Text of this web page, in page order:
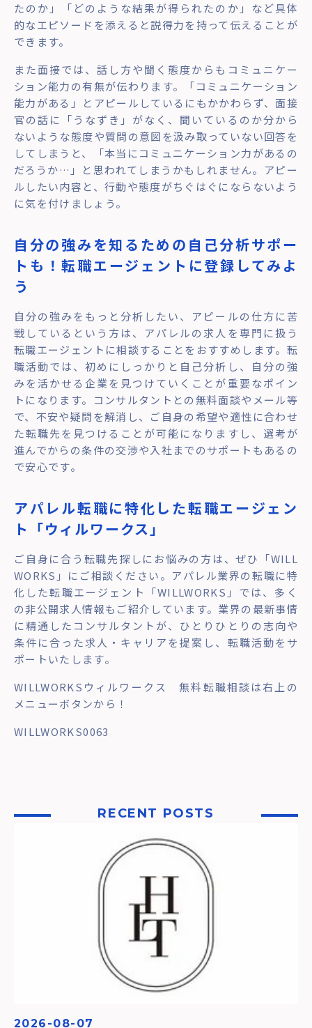
たのか」「どのような結果が得られたのか」など具体
的なエピソードを添えると説得力を持って伝えることが
できます。
また面接では、話し方や聞く態度からもコミュニケー
ション能力の有無が伝わります。「コミュニケーション
能力がある」とアピールしているにもかかわらず、面接
官の話に「うなずき」がなく、聞いているのか分から
ないような態度や質問の意図を汲み取っていない回答を
してしまうと、「本当にコミュニケーション力があるの
だろうか…」と思われてしまうかもしれません。アピー
ルしたい内容と、行動や態度がちぐはぐにならないよう
に気を付けましょう。
自分の強みを知るための自己分析サポー
トも！転職エージェントに登録してみよ
う
自分の強みをもっと分析したい、アピールの仕方に苦
戦しているという方は、アパレルの求人を専門に扱う
転職エージェントに相談することをおすすめします。転
職活動では、初めにしっかりと自己分析し、自分の強
みを活かせる企業を見つけていくことが重要なポイン
トになります。コンサルタントとの無料面談やメール等
で、不安や疑問を解消し、ご自身の希望や適性に合わせ
た転職先を見つけることが可能になりますし、選考が
進んでからの条件の交渉や入社までのサポートもあるの
で安心です。
アパレル転職に特化した転職エージェン
ト「ウィルワークス」
ご自身に合う転職先探しにお悩みの方は、ぜひ「WILL
WORKS」にご相談ください。アパレル業界の転職に特
化した転職エージェント「WILLWORKS」では、多く
の非公開求人情報もご紹介しています。業界の最新事情
に精通したコンサルタントが、ひとりひとりの志向や
条件に合った求人・キャリアを提案し、転職活動をサ
ポートいたします。
WILLWORKSウィルワークス 無料転職相談は右上の
メニューボタンから！
WILLWORKS0063
RECENT POSTS
2026-08-07